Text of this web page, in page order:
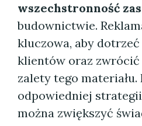
wszechstronność
budownictwie.
kluczowa, aby
klientów oraz zwrócić
zalety tego materiału.
odpowiedniej
można zwiększyć